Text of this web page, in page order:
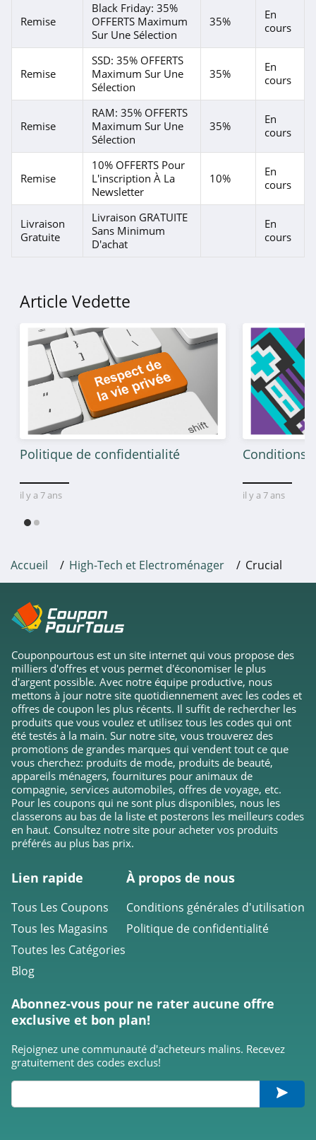
4.7
Carrera
4.2
Asgoodasnew
4.3
DeinDesign
4.2
Hostinger
4.5
4.0
4.6
Whirlpool
4.3
4.8
Ninja Kitchen
4.4
Logitech G
4.4
Shark Clean
4.9
Senetic
4.7
Corsair Gaming
MPB
4.1
Remise
Black Friday: 35%
OFFERTS Maximum
Sur Une Sélection
35%
En
cours
Remise
SSD: 35% OFFERTS
Maximum Sur Une
Sélection
35%
En
cours
Remise
RAM: 35% OFFERTS
Maximum Sur Une
Sélection
35%
En
cours
Remise
10% OFFERTS Pour
L'inscription À La
Newsletter
10%
En
cours
Livraison
Gratuite
Livraison GRATUITE
Sans Minimum
D'achat
En
cours
Article Vedette
Politique de confidentialité
il y a 7 ans
Conditions
il y a 7 ans
Accueil High-Tech et Electroménager Crucial
Couponpourtous est un site internet qui vous propose des
milliers d'offres et vous permet d'économiser le plus
d'argent possible. Avec notre équipe productive, nous
mettons à jour notre site quotidiennement avec les codes et
offres de coupon les plus récents. Il suffit de rechercher les
produits que vous voulez et utilisez tous les codes qui ont
été testés à la main. Sur notre site, vous trouverez des
promotions de grandes marques qui vendent tout ce que
vous cherchez: produits de mode, produits de beauté,
appareils ménagers, fournitures pour animaux de
compagnie, services automobiles, offres de voyage, etc.
Pour les coupons qui ne sont plus disponibles, nous les
classerons au bas de la liste et posterons les meilleurs codes
en haut. Consultez notre site pour acheter vos produits
préférés au plus bas prix.
Lien rapide
Tous Les Coupons
Tous les Magasins
Toutes les Catégories
Blog
À propos de nous
Conditions générales d'utilisation
Politique de confidentialité
Abonnez-vous pour ne rater aucune offre
exclusive et bon plan!
Rejoignez une communauté d'acheteurs malins. Recevez
gratuitement des codes exclus!